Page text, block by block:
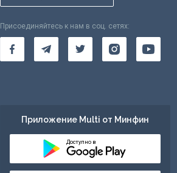
Присоединяйтесь к нам в соц. сетях:
Приложение Multi от Минфин
Доступно в